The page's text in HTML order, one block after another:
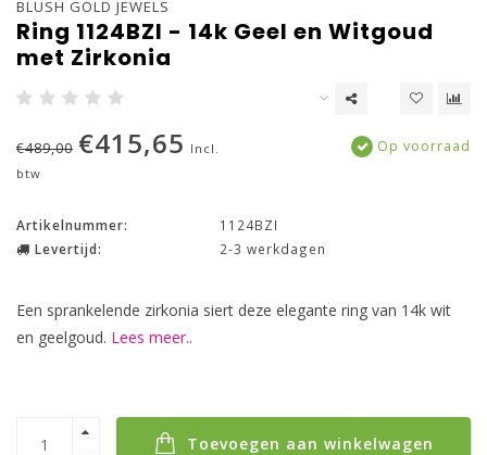
BLUSH GOLD JEWELS
Ring 1124BZI - 14k Geel en Witgoud
met Zirkonia
€489,00 €415,65 Incl.
btw
Op voorraad
Artikelnummer:
1124BZI
Levertijd:
2-3 werkdagen
Een sprankelende zirkonia siert deze elegante ring van 14k wit
en geelgoud. Lees meer..
Toevoegen aan winkelwagen